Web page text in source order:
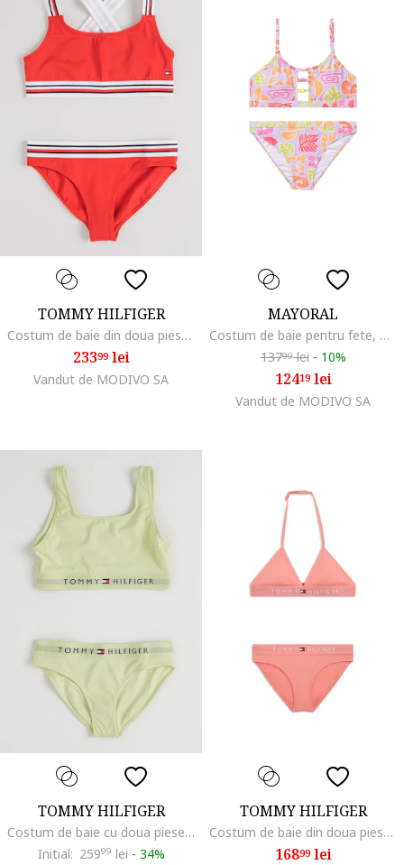
TOMMY HILFIGER
Costum de baie din doua piese cu bretele incrucisate pe spate, Rosu/Alb optic
23399lei
Vandut de MODIVO SA
MAYORAL
Costum de baie pentru fete, Multicolor
13799lei - 10%
12419lei
Vandut de MODIVO SA
TOMMY HILFIGER
Costum de baie cu doua piese si logo brodat, Galben pal
Initial: 25999 lei - 34%
TOMMY HILFIGER
Costum de baie din doua piese cu imprimeu uni
16899lei